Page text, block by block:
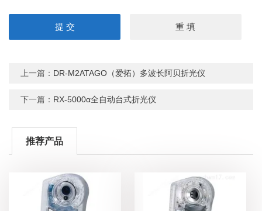
上一篇： DR-M2ATAGO（爱拓）多波长阿贝折光仪
下一篇： RX-5000α全自动台式折光仪
推荐产品